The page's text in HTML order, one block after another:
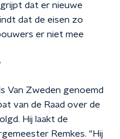
dat er nieuwe
dat de eisen zo
er niet mee
Van Zweden genoemd
van de Raad over de
Hij laakt de
Remkes. "Hij